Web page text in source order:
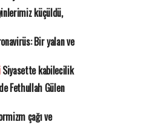
küçüldü,
Bir yalan ve
Siyasette kabilecilik
Fethullah Gülen
çağı ve